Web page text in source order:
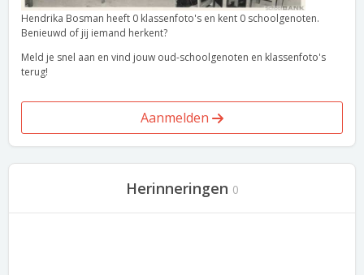
Hendrika Bosman heeft 0 klassenfoto's en kent 0 schoolgenoten.
Benieuwd of jij iemand herkent?
Meld je snel aan en vind jouw oud-schoolgenoten en klassenfoto's
terug!
Aanmelden
Herinneringen 0